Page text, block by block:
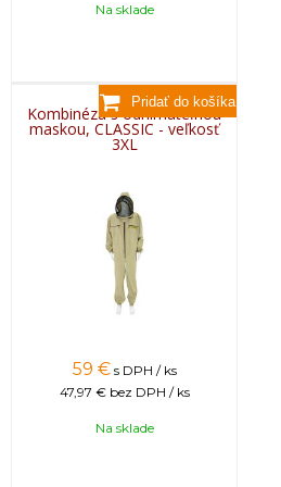
Na sklade
Kombinéza s odnímateľnou
maskou, CLASSIC - veľkosť
3XL
59 € s DPH / ks
47,97 € bez DPH / ks
Na sklade